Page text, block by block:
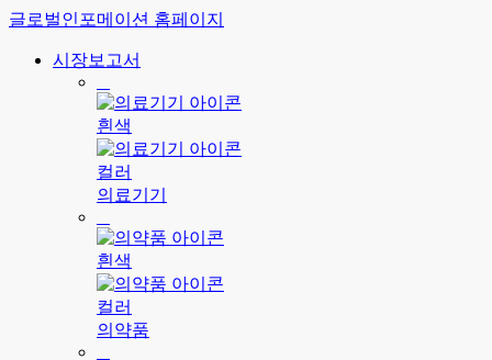
글로벌인포메이션 홈페이지
시장보고서
의료기기
의약품